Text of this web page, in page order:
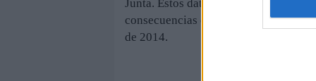
Junta. Estos datos evidencian que el
consecuencias de las fuertes
de 2014.